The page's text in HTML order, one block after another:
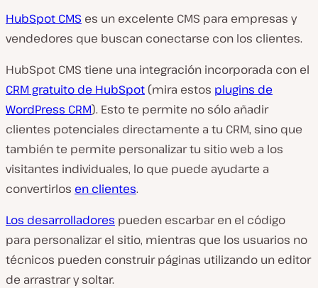
HubSpot CMS es un excelente CMS para empresas y
vendedores que buscan conectarse con los clientes.
HubSpot CMS tiene una integración incorporada con el
CRM gratuito de HubSpot (mira estos plugins de
WordPress CRM). Esto te permite no sólo añadir
clientes potenciales directamente a tu CRM, sino que
también te permite personalizar tu sitio web a los
visitantes individuales, lo que puede ayudarte a
convertirlos en clientes.
Los desarrolladores pueden escarbar en el código
para personalizar el sitio, mientras que los usuarios no
técnicos pueden construir páginas utilizando un editor
de arrastrar y soltar.